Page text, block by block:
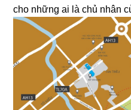
cho những ai là chủ nhân